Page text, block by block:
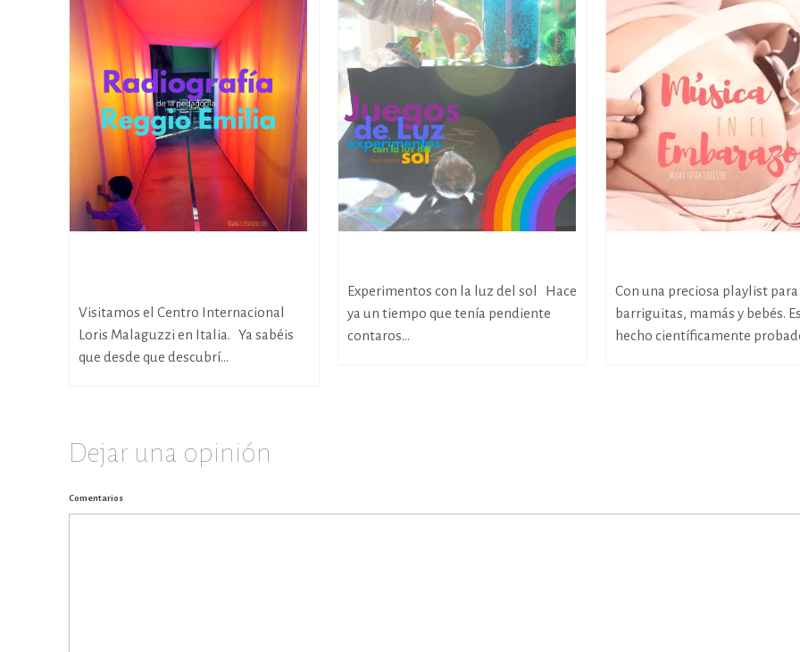
Visitamos el Centro Internacional
Loris Malaguzzi en Italia. Ya sabéis
que desde que descubrí...
Experimentos con la luz del sol Hace
ya un tiempo que tenía pendiente
contaros...
Con una preciosa playlist para
barriguitas, mamás y bebés.
hecho científicamente
Dejar una opinión
Comentarios